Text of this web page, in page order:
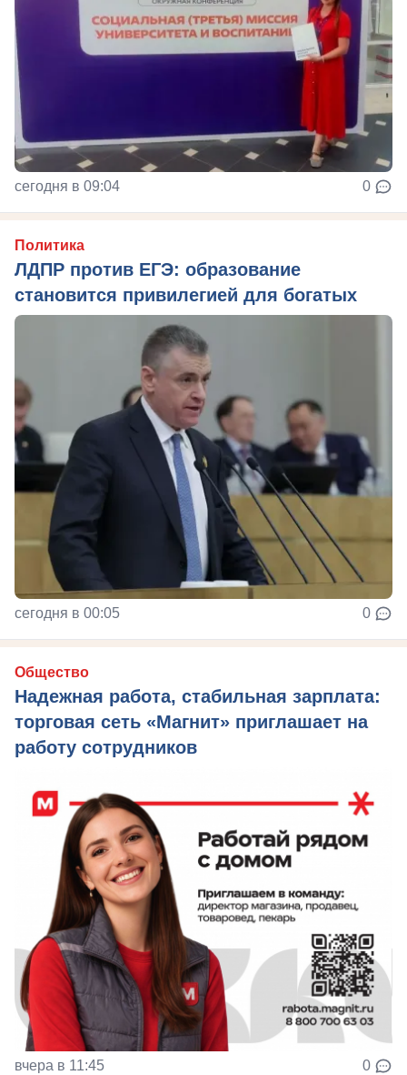
сегодня в 09:04 0
Политика
ЛДПР против ЕГЭ: образование
становится привилегией для богатых
сегодня в 00:05 0
Общество
Надежная работа, стабильная зарплата:
торговая сеть «Магнит» приглашает на
работу сотрудников
вчера в 11:45 0